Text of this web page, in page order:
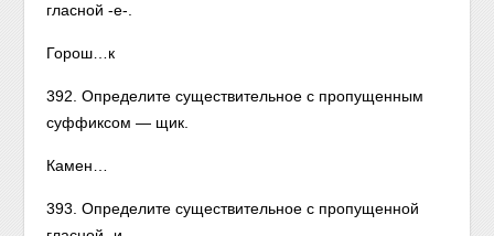
гласной -е-.
Горош…к
392. Определите существительное с пропущенным
суффиксом — щик.
Камен…
393. Определите существительное с пропущенной